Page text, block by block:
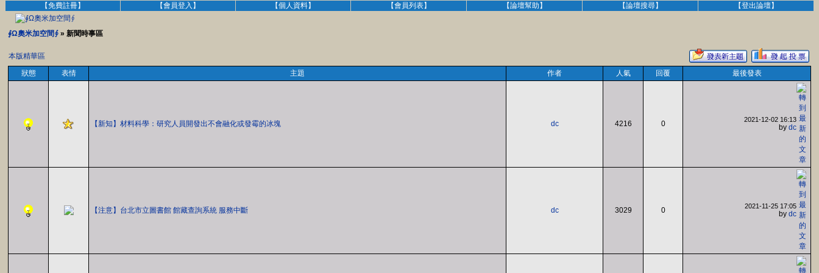
【免費註冊】 【會員登入】 【個人資料】 【會員列表】 【論壇幫助】 【論壇搜尋】 【登出論壇】
∮Ω奧米加空間∮ » 新聞時事區
本版精華區
狀態
表情 主題 作者 人氣 回覆 最後發表
【新知】材料科學：研究人員開發出不會融化或發霉的冰塊 dc 4216 0 2021-12-02 16:13
by dc
【注意】台北市立圖書館 館藏查詢系統 服務中斷 dc 3029 0 2021-11-25 17:05
by dc